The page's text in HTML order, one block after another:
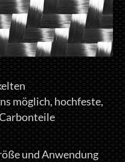
möglich, hochfeste,
und Anwendung